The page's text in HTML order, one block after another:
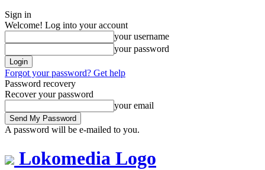
Sign in
Welcome! Log into your account
your username
your password
Forgot your password? Get help
Password recovery
Recover your password
your email
A password will be e-mailed to you.
Lokomedia Logo